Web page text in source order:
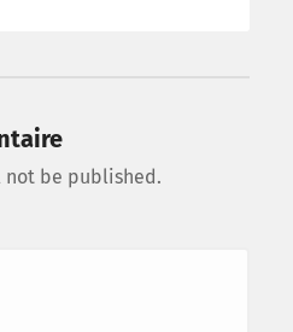
not be published.